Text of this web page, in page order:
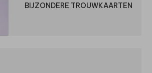
BIJZONDERE TROUWKAARTEN